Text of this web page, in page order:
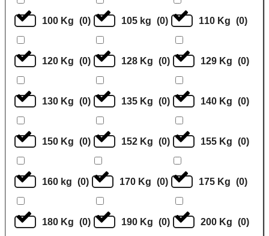
100 Kg (0) 105 kg (0) 110 Kg (0)
120 Kg (0) 128 Kg (0) 129 Kg (0)
130 Kg (0) 135 Kg (0) 140 Kg (0)
150 Kg (0) 152 Kg (0) 155 Kg (0)
160 kg (0) 170 Kg (0) 175 Kg (0)
180 Kg (0) 190 Kg (0) 200 Kg (0)